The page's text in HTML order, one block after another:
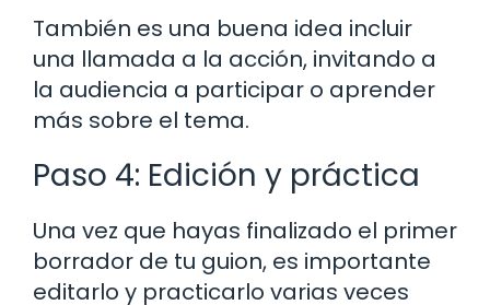
También es una buena idea incluir
una llamada a la acción, invitando a
la audiencia a participar o aprender
más sobre el tema.
Paso 4: Edición y práctica
Una vez que hayas finalizado el primer
borrador de tu guion, es importante
editarlo y practicarlo varias veces